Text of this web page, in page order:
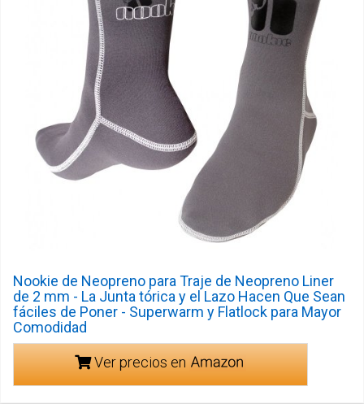
Nookie de Neopreno para Traje de Neopreno Liner
de 2 mm - La Junta tórica y el Lazo Hacen Que Sean
fáciles de Poner - Superwarm y Flatlock para Mayor
Comodidad
Ver precios en